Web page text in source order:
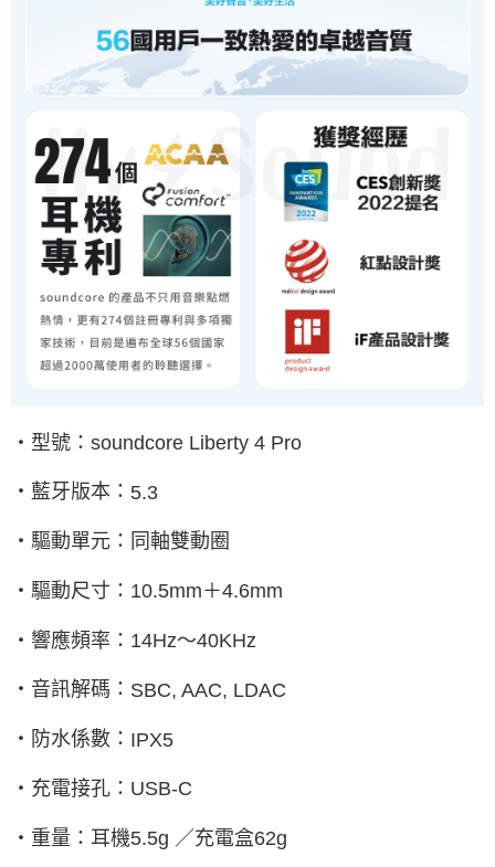
‧型號： soundcore Liberty 4 Pro
‧藍牙版本： 5.3
‧驅動單元：同軸雙動圈
‧驅動尺寸： 10.5mm＋4.6mm
‧響應頻率： 14Hz～40KHz
‧音訊解碼： SBC, AAC, LDAC
‧防水係數： IPX5
‧充電接孔： USB-C
‧重量：耳機5.5g ／充電盒62g